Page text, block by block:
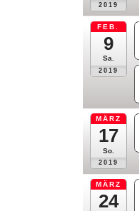
2019
FEB.
9
Sa.
2019
MÄRZ
17
So.
2019
MÄRZ
24